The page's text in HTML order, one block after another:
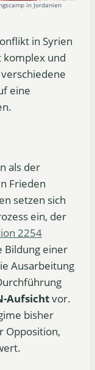
in Jordanien
in Syrien
komplex und
eine
als der
Frieden
setzen sich
ein, der
2254
Bildung einer
Ausarbeitung
Aufsichtvor.
bisher
Opposition,